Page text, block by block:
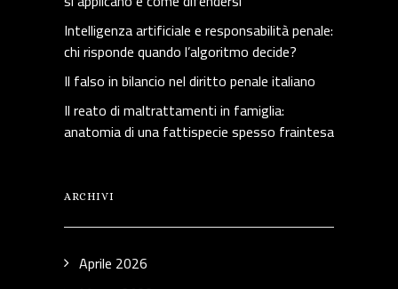
Intelligenza artificiale e responsabilità penale:
chi risponde quando l’algoritmo decide?
Il falso in bilancio nel diritto penale italiano
Il reato di maltrattamenti in famiglia:
anatomia di una fattispecie spesso fraintesa
ARCHIVI
Aprile 2026